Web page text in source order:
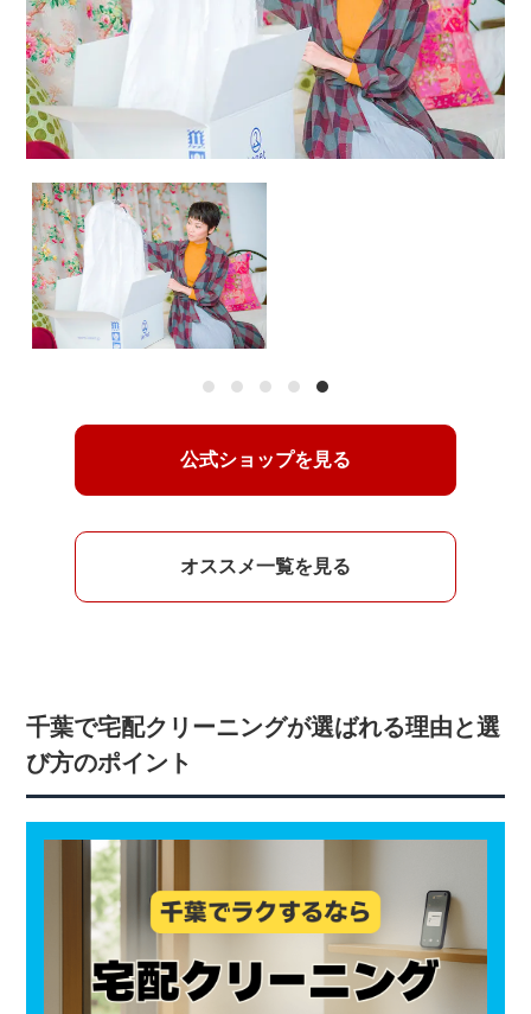
1 2 3 4
公式ショップを見る
オススメ一覧を見る
千葉で宅配クリーニングが選ばれる理由と選
び方のポイント